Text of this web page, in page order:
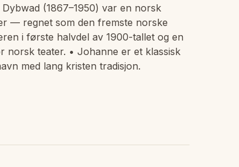
(1867–1950) var en norsk
— regnet som den fremste norske
i første halvdel av 1900-tallet og en
norsk teater. • Johanne er et klassisk
med lang kristen tradisjon.